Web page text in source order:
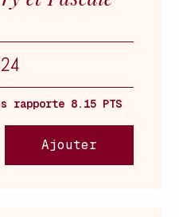
rapporte 8.15 PTS
Ajouter